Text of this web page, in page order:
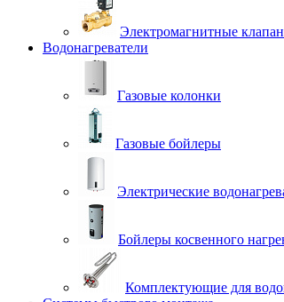
Электромагнитные
Водонагреватели
Газовые колонки
Газовые бойлеры
Электрические
Бойлеры косвенного
Комплектующие для